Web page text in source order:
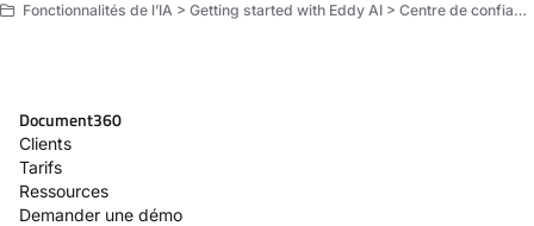
Fonctionnalités de l’IA > Getting started with Eddy AI > Centre de confiance Eddy AI
Document360
Clients
Tarifs
Ressources
Demander une démo